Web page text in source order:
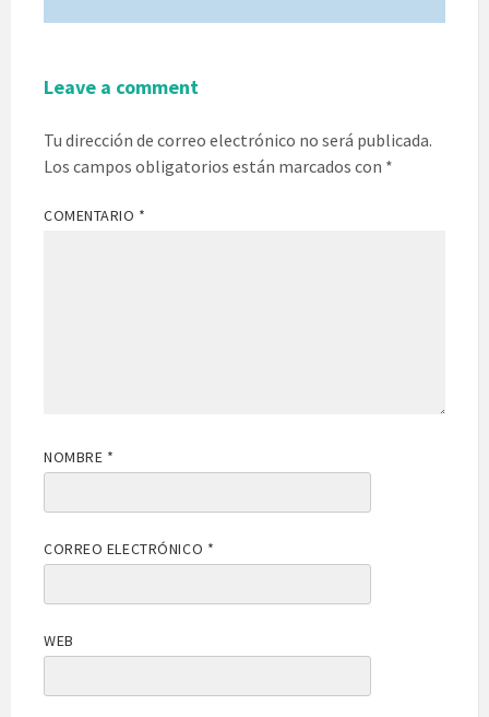
Leave a comment
Tu dirección de correo electrónico no será publicada.
Los campos obligatorios están marcados con *
COMENTARIO *
NOMBRE *
CORREO ELECTRÓNICO *
WEB